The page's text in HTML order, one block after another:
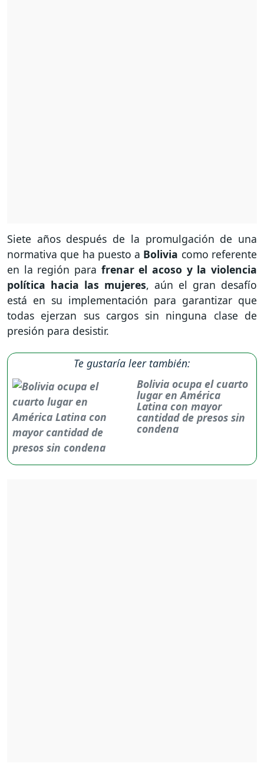
Siete años después de la promulgación de una
normativa que ha puesto a Bolivia como referente
en la región para frenar el acoso y la violencia
política hacia las mujeres, aún el gran desafío
está en su implementación para garantizar que
todas ejerzan sus cargos sin ninguna clase de
presión para desistir.
Te gustaría leer también:
Bolivia ocupa el cuarto
lugar en América
Latina con mayor
cantidad de presos sin
condena